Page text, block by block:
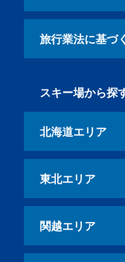
旅行業法に基づ
スキー場から探
北海道エリア
東北エリア
関越エリア